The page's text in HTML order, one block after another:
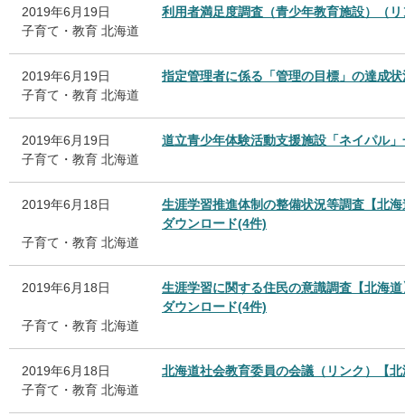
2019年6月19日
利用者満足度調査（青少年教育施設）（
子育て・教育 北海道
2019年6月19日
指定管理者に係る「管理の目標」の達成
子育て・教育 北海道
2019年6月19日
道立青少年体験活動支援施設「ネイパル
子育て・教育 北海道
2019年6月18日
生涯学習推進体制の整備状況等調査【北海
ダウンロード(4件)
子育て・教育 北海道
2019年6月18日
生涯学習に関する住民の意識調査【北海道
ダウンロード(4件)
子育て・教育 北海道
2019年6月18日
北海道社会教育委員の会議（リンク）【
子育て・教育 北海道